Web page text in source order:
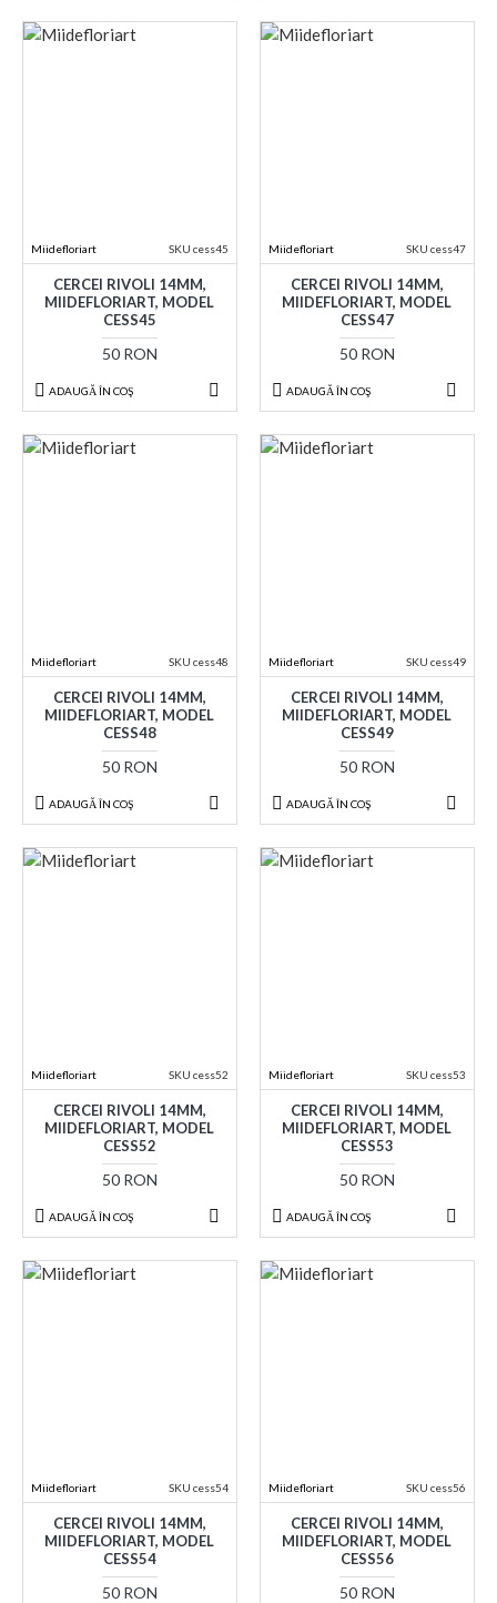
Miidefloriart SKU cess45
CERCEI RIVOLI 14MM,
MIIDEFLORIART, MODEL
CESS45
50 RON
ADAUGĂ ÎN COŞ
Miidefloriart SKU cess47
CERCEI RIVOLI 14MM,
MIIDEFLORIART, MODEL
CESS47
50 RON
ADAUGĂ ÎN COŞ
Miidefloriart SKU cess48
CERCEI RIVOLI 14MM,
MIIDEFLORIART, MODEL
CESS48
50 RON
ADAUGĂ ÎN COŞ
Miidefloriart SKU cess49
CERCEI RIVOLI 14MM,
MIIDEFLORIART, MODEL
CESS49
50 RON
ADAUGĂ ÎN COŞ
Miidefloriart SKU cess52
CERCEI RIVOLI 14MM,
MIIDEFLORIART, MODEL
CESS52
50 RON
ADAUGĂ ÎN COŞ
Miidefloriart SKU cess53
CERCEI RIVOLI 14MM,
MIIDEFLORIART, MODEL
CESS53
50 RON
ADAUGĂ ÎN COŞ
Miidefloriart SKU cess54
CERCEI RIVOLI 14MM,
MIIDEFLORIART, MODEL
CESS54
50 RON
Miidefloriart SKU cess56
CERCEI RIVOLI 14MM,
MIIDEFLORIART, MODEL
CESS56
50 RON